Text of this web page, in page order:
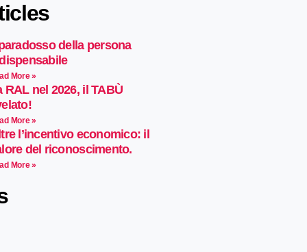
della persona
More »
RAL nel 2026, il TABÙ
More »
l’incentivo economico: il
del riconoscimento.
More »